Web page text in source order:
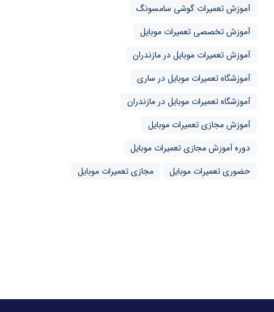
آموزش تعمیرات گوشی سامسونگ
آموزش تخصصی تعمیرات موبایل
آموزش تعمیرات موبایل در مازندران
آموزشگاه تعمیرات موبایل در ساری
آموزشگاه تعمیرات موبایل در مازندران
آموزش مجازی تعمیرات موبایل
دوره آموزش مجازی تعمیرات موبایل
حضوری تعمیرات موبایل
مجازی تعمیرات موبایل